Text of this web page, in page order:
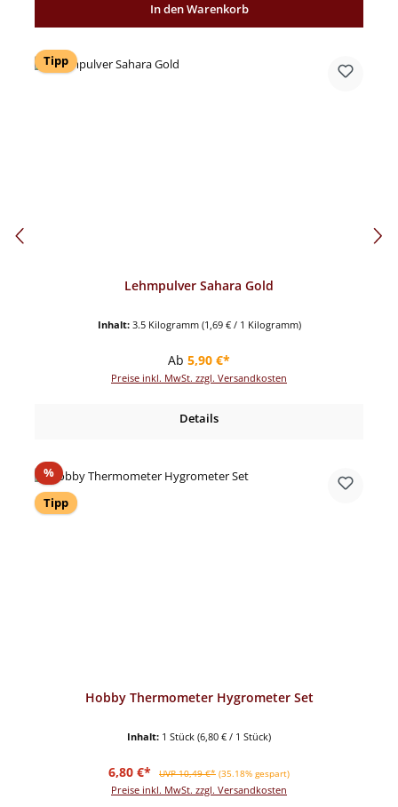
In den Warenkorb
Tipp
Lehmpulver Sahara Gold
Inhalt: 3.5 Kilogramm (1,69 € / 1 Kilogramm)
Regulärer Preis:
Ab 5,90 €*
Preise inkl. MwSt. zzgl. Versandkosten
Details
%Rabatt
Tipp
Hobby Thermometer Hygrometer Set
Inhalt: 1 Stück (6,80 € / 1 Stück)
Verkaufspreis:
6,80 €* Regulärer Preis:
UVP 10,49 €* (35.18% gespart)
Preise inkl. MwSt. zzgl. Versandkosten